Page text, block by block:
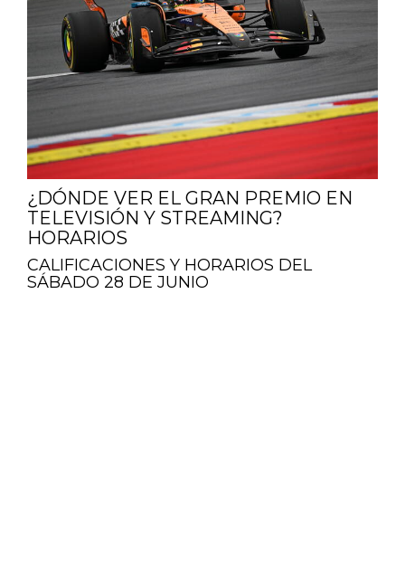
¿DÓNDE VER EL GRAN PREMIO EN
TELEVISIÓN Y STREAMING?
HORARIOS
CALIFICACIONES Y HORARIOS DEL
SÁBADO 28 DE JUNIO